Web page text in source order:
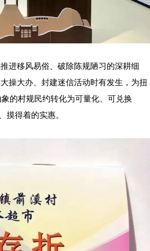
移风易俗、破除陈规陋习的深耕细
操大办、封建迷信活动时有发生，为扭
的村规民约转化为可量化、可兑换
摸得着的实惠。